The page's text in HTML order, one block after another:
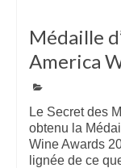
Médaille
America
Le Secret des
obtenu la
Wine Awards
lignée de ce